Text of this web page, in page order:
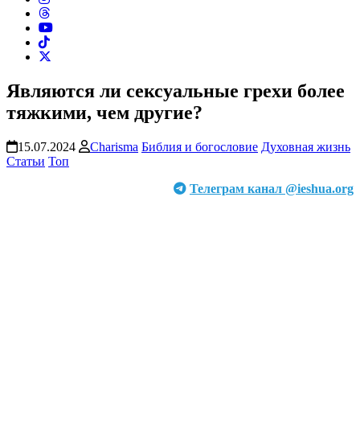
Являются ли сексуальные грехи более
тяжкими, чем другие?
15.07.2024 Charisma Библия и богословие Духовная жизнь
Статьи Топ
Телеграм канал @ieshua.org